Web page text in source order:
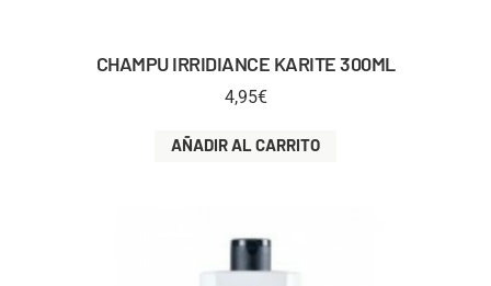
CHAMPU IRRIDIANCE KARITE 300ML
4,95€
AÑADIR AL CARRITO